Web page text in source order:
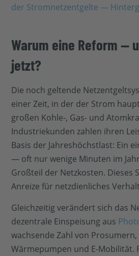
der Stromnetzentgelte —
Warum eine Reform —
jetzt?
Die noch geltende
einer Zeit, in der der Strom
großen Kohle-, Gas- und
Industriekunden zahlen ihren
Basis der Jahreshöchstlast: Ein
— oft nur wenige Minuten im
Großteil der Netzkosten. Dieses
Anreize für netzdienliches
Gleichzeitig verändert sich das
dezentrale Einspeisung aus
wachsende Zahl von Prosumern,
Wärmepumpen und E-Mobilität.